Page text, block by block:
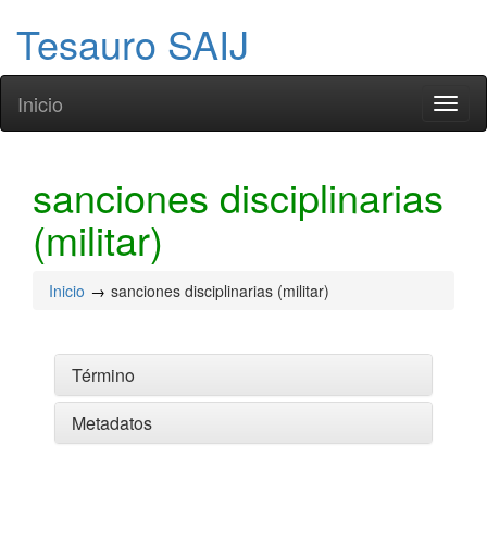
Tesauro SAIJ
Inicio
sanciones disciplinarias
(militar)
Inicio sanciones disciplinarias (militar)
Término
Metadatos